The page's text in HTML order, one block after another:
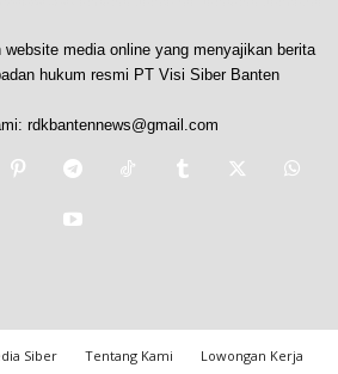
website media online yang menyajikan berita
hukum resmi PT Visi Siber Banten
rdkbantennews@gmail.com
Siber Tentang Kami
Lowongan Kerja